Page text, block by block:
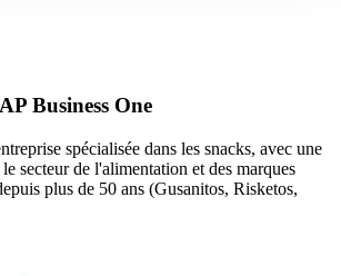
Business One
spécialisée dans les snacks, avec une
secteur de l'alimentation et des marques
plus de 50 ans (Gusanitos, Risketos,